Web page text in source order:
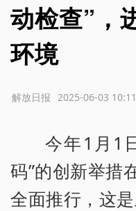
动检查”，
环境
2025-06-03
解放日报
今年1月1
码”的创新举措
全面推行，这